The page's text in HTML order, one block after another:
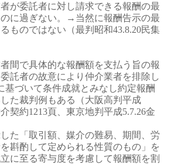
が委託者に対し請求できる報酬の最
に過ぎない。→当然に報酬告示の最
ものではない（最判昭和43.8.20民集
間で具体的な報酬額を支払う旨の報
託者の故意により仲介業者を排除し
づいて条件成就とみなし約定報酬
た裁判例もある（大阪高判平成
契約1213頁、東京地判平成5.7.26金
た「取引額、媒介の難易、期間、労
斟酌して定められる性質のもの」を
に至る寄与度を考慮して報酬額を割